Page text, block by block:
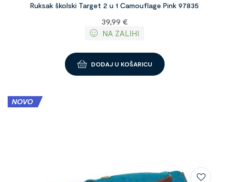
Ruksak školski Target 2 u 1 Camouflage Pink 97835
39,99 €
NA ZALIHI
DODAJ U KOŠARICU
NOVO